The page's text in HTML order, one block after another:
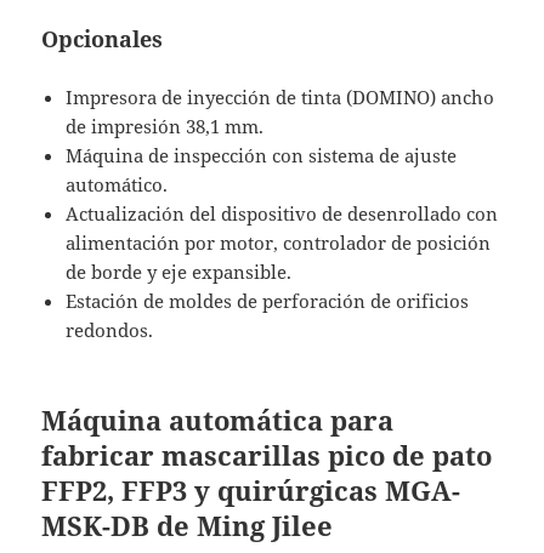
Opcionales
Impresora de inyección de tinta (DOMINO) ancho
de impresión 38,1 mm.
Máquina de inspección con sistema de ajuste
automático.
Actualización del dispositivo de desenrollado con
alimentación por motor, controlador de posición
de borde y eje expansible.
Estación de moldes de perforación de orificios
redondos.
Máquina automática para
fabricar mascarillas pico de pato
FFP2, FFP3 y quirúrgicas MGA-
MSK-DB de Ming Jilee